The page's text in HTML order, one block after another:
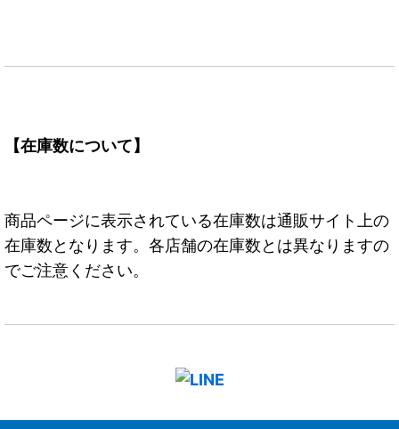
【在庫数について】
商品ページに表示されている在庫数は通販サイト上の
在庫数となります。各店舗の在庫数とは異なりますの
でご注意ください。